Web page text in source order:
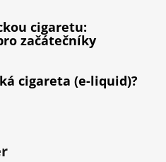
cigaretu:
začátečníky
cigareta (e-liquid)?